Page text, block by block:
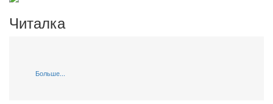
Читалка
Больше...